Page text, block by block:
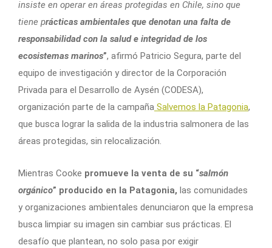
insiste en operar en áreas protegidas en Chile, sino que
tiene prácticas ambientales que denotan una falta de
responsabilidad con la salud e integridad de los
ecosistemas marinos”, afirmó Patricio Segura, parte del
equipo de investigación y director de la Corporación
Privada para el Desarrollo de Aysén (CODESA),
organización parte de la campaña Salvemos la Patagonia,
que busca lograr la salida de la industria salmonera de las
áreas protegidas, sin relocalización.
Mientras Cooke promueve la venta de su “salmón
orgánico” producido en la Patagonia, las comunidades
y organizaciones ambientales denunciaron que la empresa
busca limpiar su imagen sin cambiar sus prácticas. El
desafío que plantean, no solo pasa por exigir